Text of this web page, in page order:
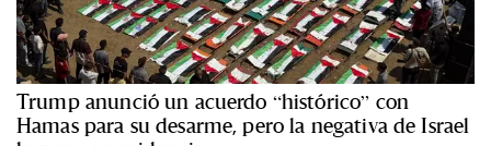
Trump anunció un acuerdo “histórico” con
Hamas para su desarme, pero la negativa de Israel